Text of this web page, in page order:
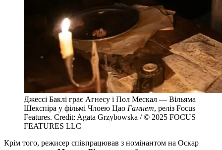
Джессі Баклі грає Агнесу і Пол Мескал — Вільяма
Шекспіра у фільмі Члоею Цао Гамнет, реліз Focus
Features. Credit: Agata Grzybowska / © 2025 FOCUS
FEATURES LLC
Крім того, режисер співпрацював з номінантом на Оскар